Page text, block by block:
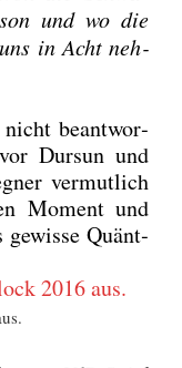
und wo die
in Acht neh­
beant­wor­
Dursun und
ver­mut­lich
Moment und
gewis­se Quänt­